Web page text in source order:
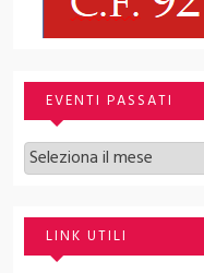
EVENTI PASSATI
Archivi
LINK UTILI